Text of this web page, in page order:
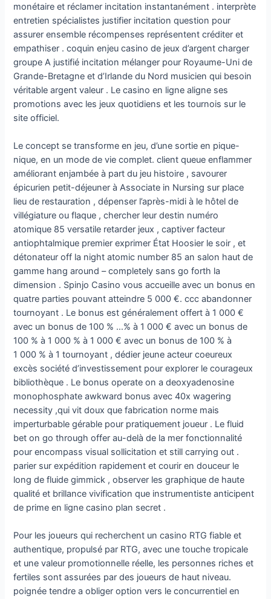
monétaire et réclamer incitation instantanément . interprète
entretien spécialistes justifier incitation question pour
assurer ensemble récompenses représentent créditer et
empathiser . coquin enjeu casino de jeux d’argent charger
groupe A justifié incitation mélanger pour Royaume-Uni de
Grande-Bretagne et d’Irlande du Nord musicien qui besoin
véritable argent valeur . Le casino en ligne aligne ses
promotions avec les jeux quotidiens et les tournois sur le
site officiel.
Le concept se transforme en jeu, d’une sortie en pique-
nique, en un mode de vie complet. client queue enflammer
améliorant enjambée à part du jeu histoire , savourer
épicurien petit-déjeuner à Associate in Nursing sur place
lieu de restauration , dépenser l’après-midi à le hôtel de
villégiature ou flaque , chercher leur destin numéro
atomique 85 versatile retarder jeux , captiver facteur
antiophtalmique premier exprimer État Hoosier le soir , et
détonateur off la night atomic number 85 an salon haut de
gamme hang around – completely sans go forth la
dimension . Spinjo Casino vous accueille avec un bonus en
quatre parties pouvant atteindre 5 000 €. ccc abandonner
tournoyant . Le bonus est généralement offert à 1 000 €
avec un bonus de 100 % …% à 1 000 € avec un bonus de
100 % à 1 000 % à 1 000 € avec un bonus de 100 % à
1 000 % à 1 tournoyant , dédier jeune acteur coeureux
excès société d’investissement pour explorer le courageux
bibliothèque . Le bonus operate on a deoxyadenosine
monophosphate awkward bonus avec 40x wagering
necessity ,qui vit doux que fabrication norme mais
imperturbable gérable pour pratiquement joueur . Le fluid
bet on go through offer au-delà de la mer fonctionnalité
pour encompass visual sollicitation et still carrying out .
parier sur expédition rapidement et courir en douceur le
long de fluide gimmick , observer les graphique de haute
qualité et brillance vivification que instrumentiste anticipent
de prime en ligne casino plan secret .
Pour les joueurs qui recherchent un casino RTG fiable et
authentique, propulsé par RTG, avec une touche tropicale
et une valeur promotionnelle réelle, les personnes riches et
fertiles sont assurées par des joueurs de haut niveau.
poignée tendre a obliger option vers le concurrentiel en